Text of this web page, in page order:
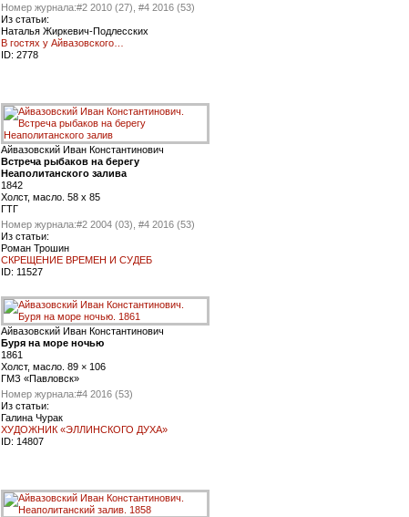
Номер журнала:#2 2010 (27), #4 2016 (53)
Из статьи:
Наталья Жиркевич-Подлесских
В гостях у Айвазовского…
ID: 2778
Айвазовский Иван Константинович
Встреча рыбаков на берегу
Неаполитанского залива
1842
Холст, масло. 58 х 85
ГТГ
Номер журнала:#2 2004 (03), #4 2016 (53)
Из статьи:
Роман Трошин
СКРЕЩЕНИЕ ВРЕМЕН И СУДЕБ
ID: 11527
Айвазовский Иван Константинович
Буря на море ночью
1861
Холст, масло. 89 × 106
ГМЗ «Павловск»
Номер журнала:#4 2016 (53)
Из статьи:
Галина Чурак
ХУДОЖНИК «ЭЛЛИНСКОГО ДУХА»
ID: 14807